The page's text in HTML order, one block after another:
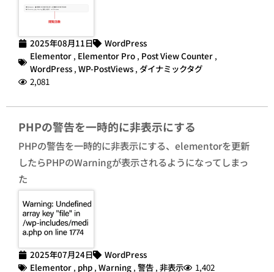
2025年08月11日
WordPress
Elementor , Elementor Pro , Post View Counter ,
WordPress , WP-PostViews , ダイナミックタグ
2,081
PHPの警告を一時的に非表示にする
PHPの警告を一時的に非表示にする、elementorを更新
したらPHPのWarningが表示されるようになってしまっ
た
2025年07月24日
WordPress
Elementor , php , Warning , 警告 , 非表示 1,402